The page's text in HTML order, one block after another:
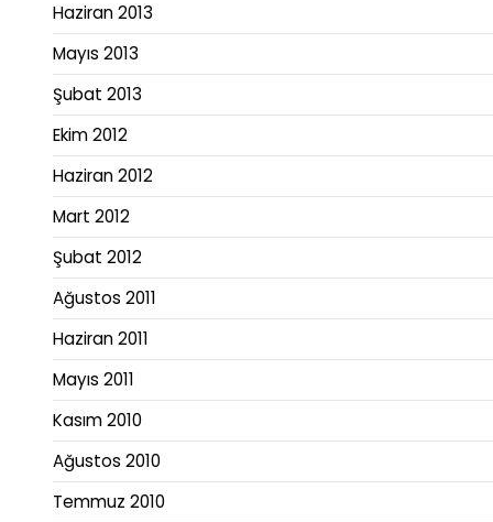
Haziran 2013
Mayıs 2013
Şubat 2013
Ekim 2012
Haziran 2012
Mart 2012
Şubat 2012
Ağustos 2011
Haziran 2011
Mayıs 2011
Kasım 2010
Ağustos 2010
Temmuz 2010